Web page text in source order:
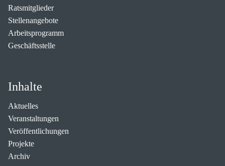
Ratsmitglieder
Stellenangebote
Arbeitsprogramm
Geschäftsstelle
Inhalte
Aktuelles
Veranstaltungen
Veröffentlichungen
Projekte
Archiv